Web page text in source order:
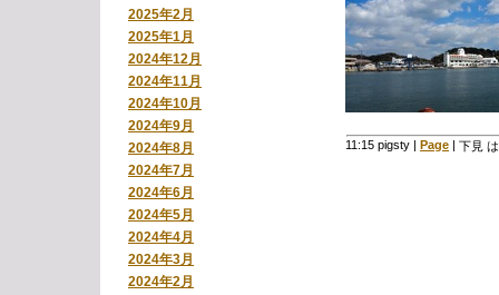
2025年2月
2025年1月
2024年12月
2024年11月
2024年10月
2024年9月
2024年8月
2024年7月
2024年6月
2024年5月
2024年4月
2024年3月
2024年2月
11:15 pigsty | Page | 下見 は